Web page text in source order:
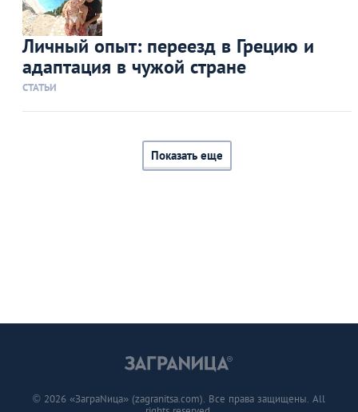
Личный опыт: переезд в Грецию и
адаптация в чужой стране
СТАТЬИ
Показать еще
© 2026 «ЗаграNица» (zagranitsa.com). Все права защищены. All